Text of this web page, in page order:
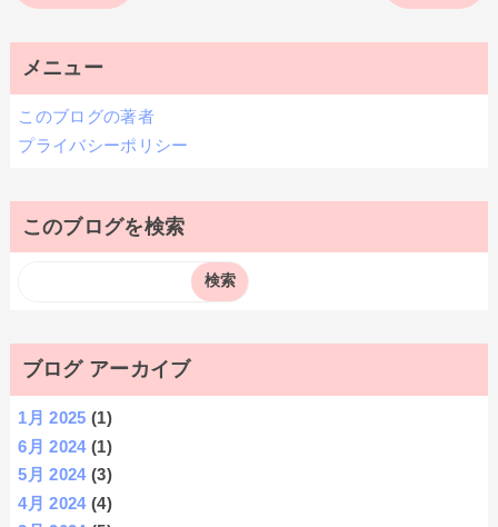
メニュー
このブログの著者
プライバシーポリシー
このブログを検索
ブログ アーカイブ
1月 2025 (1)
6月 2024(1)
5月 2024(3)
4月 2024(4)